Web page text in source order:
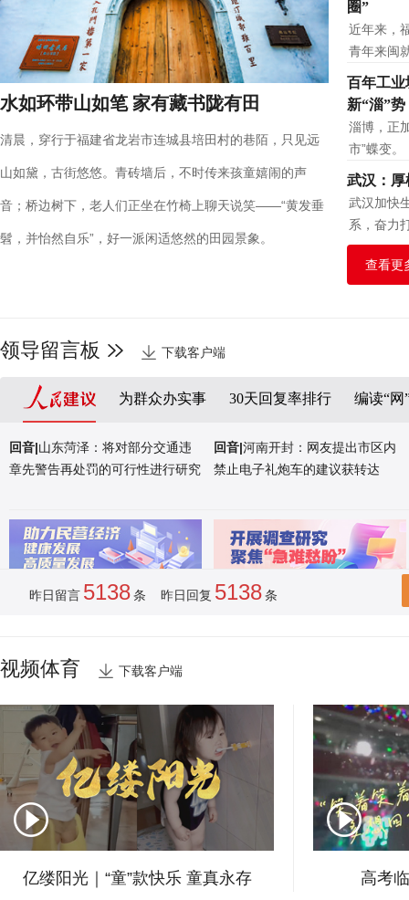
千年黑城显沧桑
水如环带山如笔 家有藏书陇有田
清晨，穿行于福建省龙岩市连城县培田村的巷陌，只见远
山如黛，古街悠悠。青砖墙后，不时传来孩童嬉闹的声
音；桥边树下，老人们正坐在竹椅上聊天说笑——“黄发垂
髫，并怡然自乐”，好一派闲适悠然的田园景象。
圈”
近年来，
青年来闽
百年工业
新“淄”势
淄博，正
市”蝶变。
武汉：厚
武汉加快
系，奋力
查看更
领导留言板 下载客户端
为群众办实事 30天回复率排行 编读“网
回音|山东菏泽：将对部分交通违
章先警告再处罚的可行性进行研究
回音|河南开封：网友提出市区内
禁止电子礼炮车的建议获转达
昨日留言 5138条 昨日回复 5138条
视频体育 下载客户端
亿缕阳光｜“童”款快乐 童真永存 高考